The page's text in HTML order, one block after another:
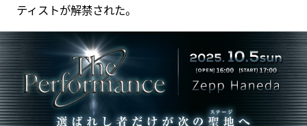
ティストが解禁された。